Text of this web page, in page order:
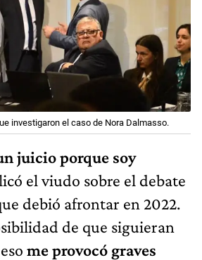
investigaron el caso de Nora Dalmasso.
juicio porque soy
el viudo sobre el debate
debió afrontar en 2022.
de que siguieran
me provocó graves